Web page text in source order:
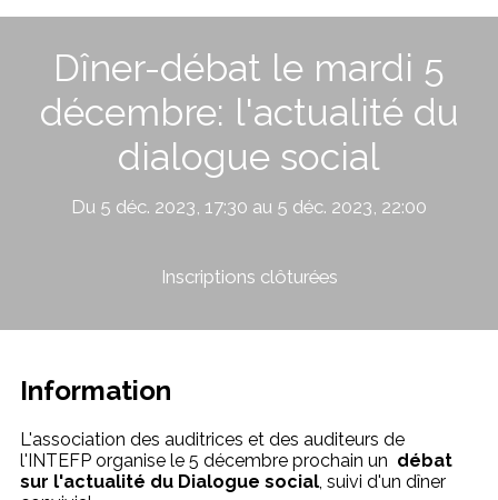
Dîner-débat le mardi 5
décembre: l'actualité du
dialogue social
Du 5 déc. 2023, 17:30 au 5 déc. 2023, 22:00
Inscriptions clôturées
Information
L'association des auditrices et des auditeurs de
l'INTEFP organise le 5 décembre prochain un débat
sur l'actualité du Dialogue social, suivi d'un dîner